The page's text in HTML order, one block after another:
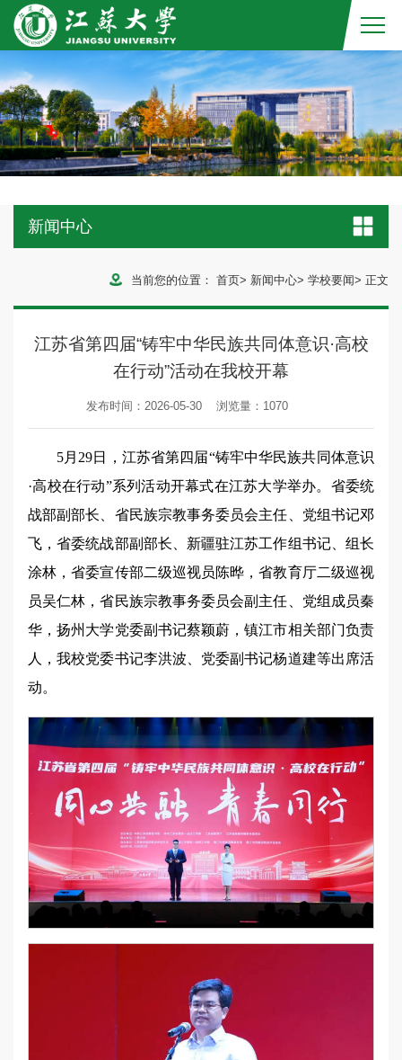
新闻中心
当前您的位置： 首页> 新闻中心> 学校要闻> 正文
江苏省第四届“铸牢中华民族共同体意识·高校
在行动”活动在我校开幕
发布时间：2026-05-30 浏览量： 1070
5月29日，江苏省第四届“铸牢中华民族共同体意识
·高校在行动”系列活动开幕式在江苏大学举办。省委统
战部副部长、省民族宗教事务委员会主任、党组书记邓
飞，省委统战部副部长、新疆驻江苏工作组书记、组长
涂林，省委宣传部二级巡视员陈晔，省教育厅二级巡视
员吴仁林，省民族宗教事务委员会副主任、党组成员秦
华，扬州大学党委副书记蔡颖蔚，镇江市相关部门负责
人，我校党委书记李洪波、党委副书记杨道建等出席活
动。